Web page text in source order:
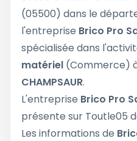
(05500) dans le
l'entreprise Brico Pro
spécialisée dans
matériel (Commerce)
CHAMPSAUR.
L'entreprise Brico Pro
présente sur Toutle05
Les informations de